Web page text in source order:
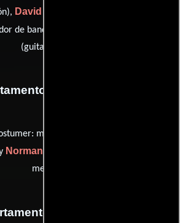
David Shire
de banda sonora) y
(guitar (u))
de vestuario
men),
Norman Salling
men)
de editorial